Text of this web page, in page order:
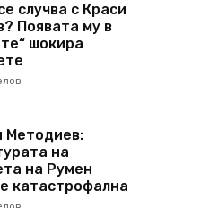
случва с Краси
Появата му в
шокира
Методиев:
на
на Румен
катастрофална